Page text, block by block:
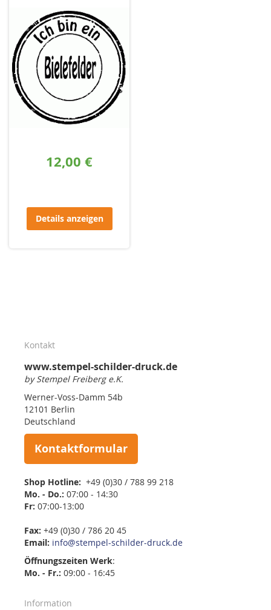
12,00 €
Details anzeigen
Kontakt
www.stempel-schilder-druck.de
by Stempel Freiberg e.K.
Werner-Voss-Damm 54b
12101 Berlin
Deutschland
Kontaktformular
Shop Hotline: +49 (0)30 / 788 99 218
Mo. - Do.: 07:00 - 14:30
Fr: 07:00-13:00
Fax: +49 (0)30 / 786 20 45
Email: info@stempel-schilder-druck.de
Öffnungszeiten Werk:
Mo. - Fr.: 09:00 - 16:45
Information